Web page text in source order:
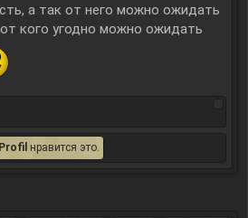
а так от него можно ожидать
кого угодно можно ожидать
Profil нравится это.